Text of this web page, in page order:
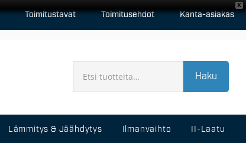
X
Toimitustavat Toimitusehdot Kanta-asiakas
Haku
Lämmitys & Jäähdytys Ilmanvaihto II-Laatu